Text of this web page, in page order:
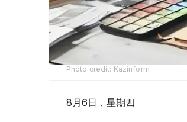
Photo credit: Kazinform
8月6日，星期四